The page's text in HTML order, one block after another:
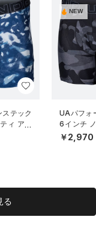
テック
ィ アン
ーニン
NEW
UAパフォ
6インチ
ダーウェ
グ/MEN）
￥2,970
る